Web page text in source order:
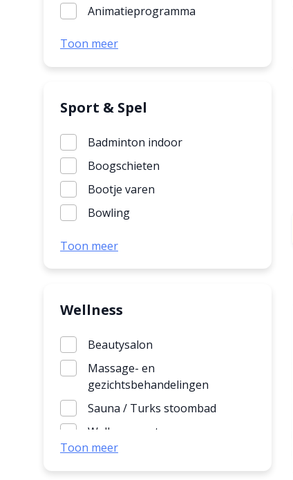
Animatieprogramma
Buitenspeeltuin
Koos Konijn
Trampoline
Toon meer
Sport & Spel
Badminton indoor
Boogschieten
Bootje varen
Bowling
Fitness
Jeu-de-boules
Kano- en/of waterfiets
Lasergamen
Midgetgolf
Mountainbiken
Paintballen
Toon meer
Wellness
Beautysalon
Massage- en
gezichtsbehandelingen
Sauna / Turks stoombad
Wellness centrum
Zonnebank / Solarium
Toon meer